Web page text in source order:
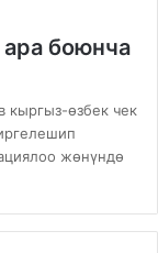
боюнча
кыргыз-өзбек чек
жөнүндө